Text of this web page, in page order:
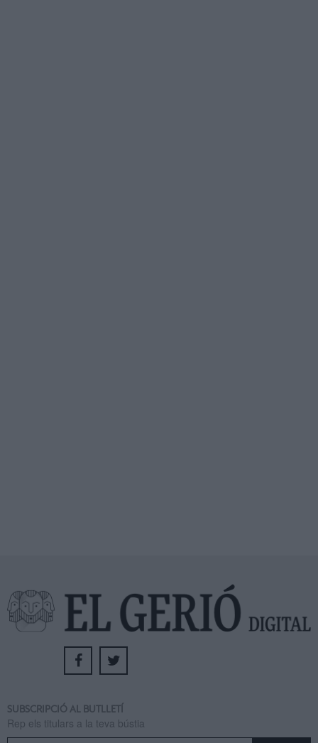
SUBSCRIPCIÓ AL BUTLLETÍ
Rep els titulars a la teva bústia